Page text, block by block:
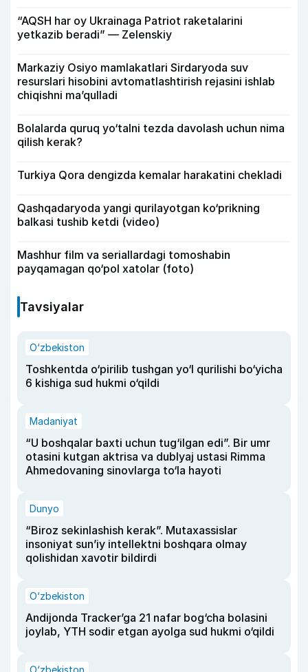
“AQSH har oy Ukrainaga Patriot raketalarini
yetkazib beradi” — Zelenskiy
Markaziy Osiyo mamlakatlari Sirdaryoda suv
resurslari hisobini avtomatlashtirish rejasini ishlab
chiqishni ma’qulladi
Bolalarda quruq yo‘talni tezda davolash uchun nima
qilish kerak?
Turkiya Qora dengizda kemalar harakatini chekladi
Qashqadaryoda yangi qurilayotgan ko‘prikning
balkasi tushib ketdi (video)
Mashhur film va seriallardagi tomoshabin
payqamagan qo‘pol xatolar (foto)
Tavsiyalar
O‘zbekiston
Toshkentda o‘pirilib tushgan yo‘l qurilishi bo‘yicha
6 kishiga sud hukmi o‘qildi
Madaniyat
“U boshqalar baxti uchun tug‘ilgan edi”. Bir umr
otasini kutgan aktrisa va dublyaj ustasi Rimma
Ahmedovaning sinovlarga to‘la hayoti
Dunyo
“Biroz sekinlashish kerak”. Mutaxassislar
insoniyat sun’iy intellektni boshqara olmay
qolishidan xavotir bildirdi
O‘zbekiston
Andijonda Tracker’ga 21 nafar bog‘cha bolasini
joylab, YTH sodir etgan ayolga sud hukmi o‘qildi
O‘zbekiston